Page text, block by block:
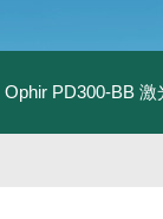
Ophir PD300-BB